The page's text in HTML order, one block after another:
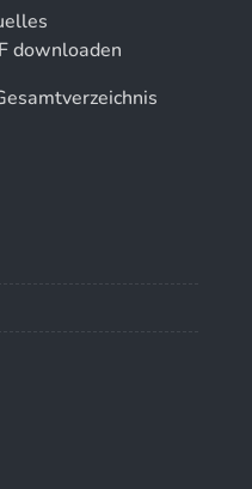
downloaden